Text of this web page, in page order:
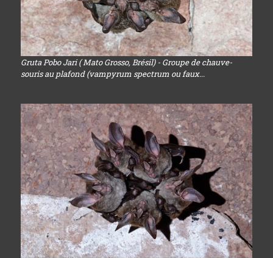
Gruta Pobo Jari ( Mato Grosso, Brésil) - Groupe de chauve-
souris au plafond (vampyrum spectrum ou faux...